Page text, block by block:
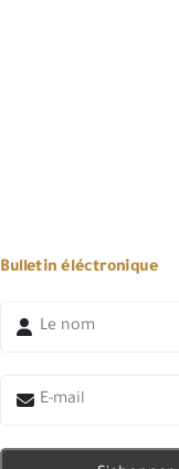
Bulletin éléctronique